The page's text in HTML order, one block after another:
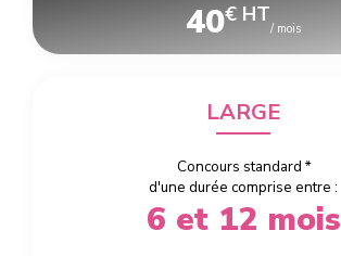
40€ HT
/ mois
LARGE
Concours standard *
d'une durée comprise entre :
6 et 12 mois